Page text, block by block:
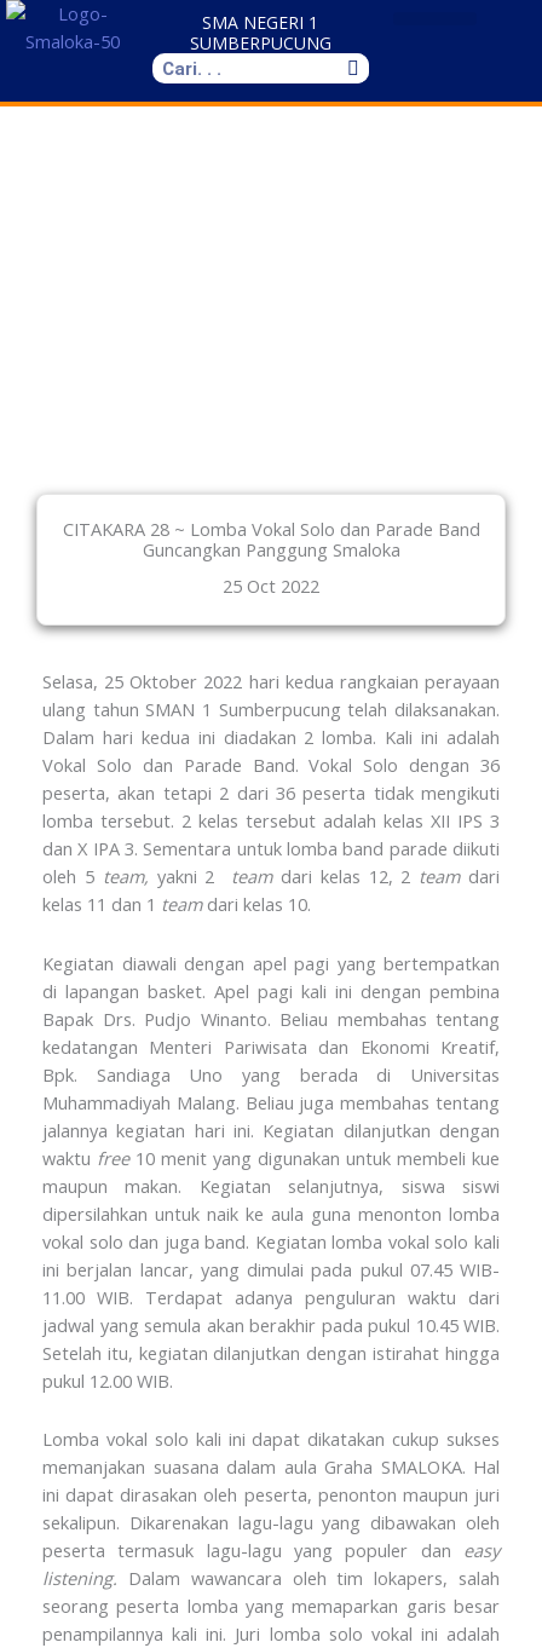
Skip
SMA NEGERI 1
SUMBERPUCUNG
Search
CITAKARA 28 ~ Lomba Vokal Solo dan Parade Band
Guncangkan Panggung Smaloka
25 Oct 2022
Selasa, 25 Oktober 2022 hari kedua rangkaian perayaan
ulang tahun SMAN 1 Sumberpucung telah dilaksanakan.
Dalam hari kedua ini diadakan 2 lomba. Kali ini adalah
Vokal Solo dan Parade Band. Vokal Solo dengan 36
peserta, akan tetapi 2 dari 36 peserta tidak mengikuti
lomba tersebut. 2 kelas tersebut adalah kelas XII IPS 3
dan X IPA 3. Sementara untuk lomba band parade diikuti
oleh 5 team, yakni 2 team dari kelas 12, 2 team dari
kelas 11 dan 1 team dari kelas 10.
Kegiatan diawali dengan apel pagi yang bertempatkan
di lapangan basket. Apel pagi kali ini dengan pembina
Bapak Drs. Pudjo Winanto. Beliau membahas tentang
kedatangan Menteri Pariwisata dan Ekonomi Kreatif,
Bpk. Sandiaga Uno yang berada di Universitas
Muhammadiyah Malang. Beliau juga membahas tentang
jalannya kegiatan hari ini. Kegiatan dilanjutkan dengan
waktu free10 menit yang digunakan untuk membeli kue
maupun makan. Kegiatan selanjutnya, siswa siswi
dipersilahkan untuk naik ke aula guna menonton lomba
vokal solo dan juga band. Kegiatan lomba vokal solo kali
ini berjalan lancar, yang dimulai pada pukul 07.45 WIB-
11.00 WIB. Terdapat adanya penguluran waktu dari
jadwal yang semula akan berakhir pada pukul 10.45 WIB.
Setelah itu, kegiatan dilanjutkan dengan istirahat hingga
pukul 12.00 WIB.
Lomba vokal solo kali ini dapat dikatakan cukup sukses
memanjakan suasana dalam aula Graha SMALOKA. Hal
ini dapat dirasakan oleh peserta, penonton maupun juri
sekalipun. Dikarenakan lagu-lagu yang dibawakan oleh
peserta termasuk lagu-lagu yang populer dan easy
listening. Dalam wawancara oleh tim lokapers, salah
seorang peserta lomba yang memaparkan garis besar
penampilannya kali ini. Juri lomba solo vokal ini adalah